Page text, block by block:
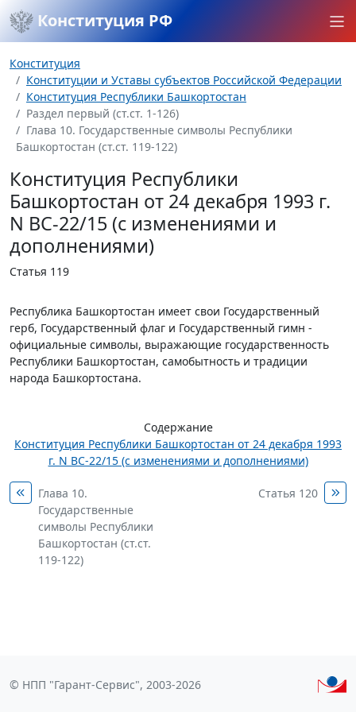
Конституция РФ
Конституция
Конституции и Уставы субъектов Российской Федерации
Конституция Республики Башкортостан
Раздел первый (ст.ст. 1-126)
Глава 10. Государственные символы Республики
Башкортостан (ст.ст. 119-122)
Конституция Республики
Башкортостан от 24 декабря 1993 г.
N ВС-22/15 (с изменениями и
дополнениями)
Статья 119
Республика Башкортостан имеет свои Государственный
герб, Государственный флаг и Государственный гимн -
официальные символы, выражающие государственность
Республики Башкортостан, самобытность и традиции
народа Башкортостана.
Содержание
Конституция Республики Башкортостан от 24 декабря 1993
г. N ВС-22/15 (с изменениями и дополнениями)
Глава 10.
Государственные
символы Республики
Башкортостан (ст.ст.
119-122)
Статья 120
© НПП "Гарант-Сервис", 2003-2026